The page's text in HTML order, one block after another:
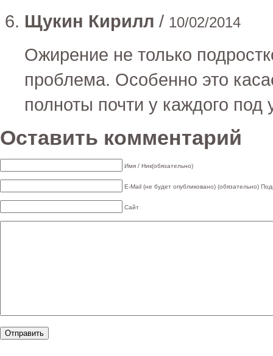
Щукин Кирилл / 10/02/2014
Ожирение не только
проблема. Особенно это
полноты почти у каждого под
Оставить комментарий
Имя / Ник(обязательно)
E-Mail (не будет опубликовано) (обязательно)
Сайт